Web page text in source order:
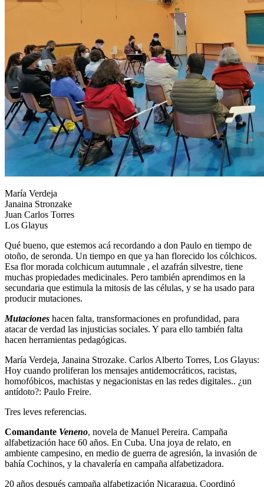
María Verdeja
Janaina Stronzake
Juan Carlos Torres
Los Glayus
Qué bueno, que estemos acá recordando a don Paulo en tiempo de
otoño, de seronda. Un tiempo en que ya han florecido los cólchicos.
Esa flor morada colchicum autumnale , el azafrán silvestre, tiene
muchas propiedades medicinales. Pero también aprendimos en la
secundaria que estimula la mitosis de las células, y se ha usado para
producir mutaciones.
Mutaciones hacen falta, transformaciones en profundidad, para
atacar de verdad las injusticias sociales. Y para ello también falta
hacen herramientas pedagógicas.
María Verdeja, Janaina Strozake. Carlos Alberto Torres, Los Glayus:
Hoy cuando proliferan los mensajes antidemocráticos, racistas,
homofóbicos, machistas y negacionistas en las redes digitales.. ¿un
antídoto?: Paulo Freire.
Tres leves referencias.
Comandante Veneno, novela de Manuel Pereira. Campaña
alfabetización hace 60 años. En Cuba. Una joya de relato, en
ambiente campesino, en medio de guerra de agresión, la invasión de
bahía Cochinos, y la chavalería en campaña alfabetizadora.
20 años después campaña alfabetización Nicaragua. Coordinó